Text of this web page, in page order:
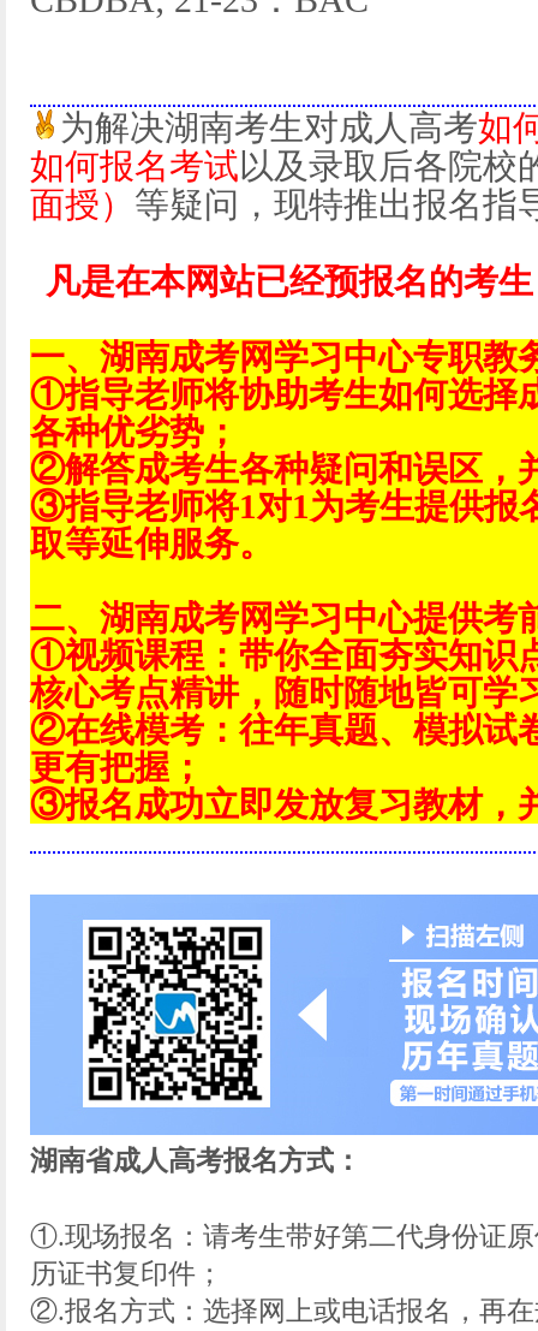
为解决湖南考生对成人高考如
如何报名考试以及录取后各院校
面授） 等疑问，现特推出报名指
凡是在本网站已经预报名的考
一、湖南成考网学习中心专职教
①指导老师将协助考生如何选择
各种优劣势；
②解答成考生各种疑问和误区，
③指导老师将1对1为考生提供报
取等延伸服务。
二、湖南成考网学习中心提供考
①视频课程：带你全面夯实知识
核心考点精讲，随时随地皆可学
②在线模考：往年真题、模拟试
更有把握；
③报名成功立即发放复习教材，
湖南省成人高考报名方式：
①.现场报名：请考生带好第二代身份证
历证书复印件；
②.报名方式：选择网上或电话报名，再